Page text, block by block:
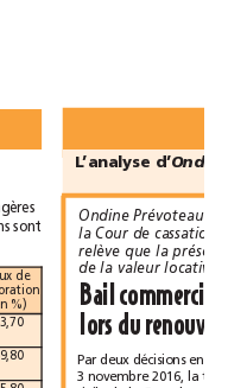
Taux
de
majoration
(en%)
53,70
49,80 Par deux décisions en
3novembre2016,
la
Ondine
Prévoteau
la
Cour de
relève
que la
de la valeur
L’analyse d’
lors
du
viagères
majorations
sont